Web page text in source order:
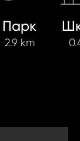
Парк
2.9 km